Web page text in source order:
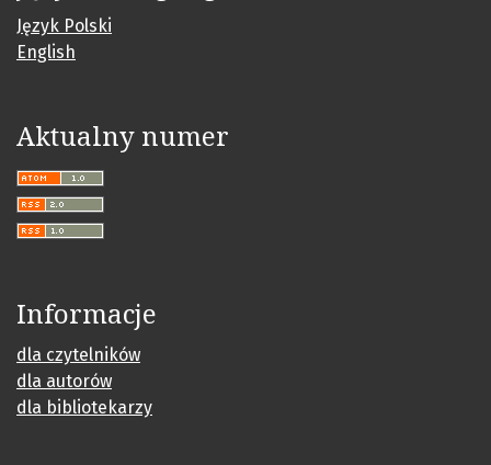
Język Polski
English
Aktualny numer
Informacje
dla czytelników
dla autorów
dla bibliotekarzy